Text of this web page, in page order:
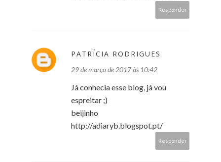
Responder
PATRÍCIA RODRIGUES
29 de março de 2017 às 10:42
Já conhecia esse blog, já vou
espreitar ;)
beijinho
http://adiaryb.blogspot.pt/
Responder